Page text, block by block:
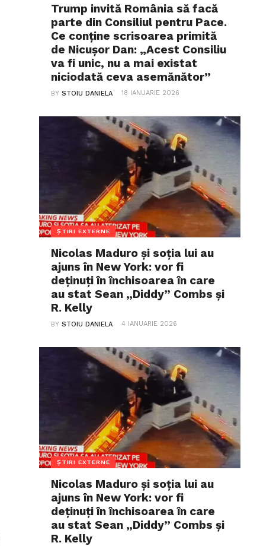
Trump invită România să facă
parte din Consiliul pentru Pace.
Ce conține scrisoarea primită
de Nicușor Dan: „Acest Consiliu
va fi unic, nu a mai existat
niciodată ceva asemănător”
BYSTOIU DANIELA 18 IANUARIE 2026
ȘTIRI EXTERNE
Nicolas Maduro și soția lui au
ajuns în New York: vor fi
deținuți în închisoarea în care
au stat Sean „Diddy” Combs și
R. Kelly
BYSTOIU DANIELA 4 IANUARIE 2026
ȘTIRI EXTERNE
Nicolas Maduro și soția lui au
ajuns în New York: vor fi
deținuți în închisoarea în care
au stat Sean „Diddy” Combs și
R. Kelly